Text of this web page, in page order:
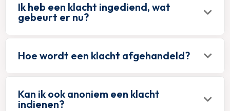
Ik heb een klacht ingediend, wat
gebeurt er nu?
Hoe wordt een klacht afgehandeld?
Kan ik ook anoniem een klacht
indienen?